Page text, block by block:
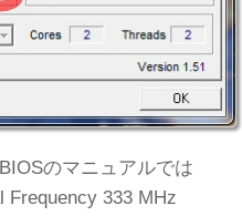
のマニュアルでは
Frequency 333 MHz